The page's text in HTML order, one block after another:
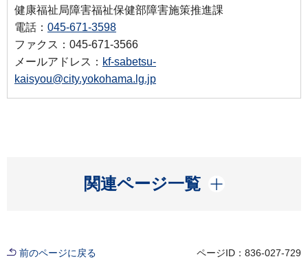
健康福祉局障害福祉保健部障害施策推進課
電話： 045-671-3598
ファクス：045-671-3566
メールアドレス： kf-sabetsu-
kaisyou@city.yokohama.lg.jp
関連ページ一覧
開く
前のページに戻る ページID：836-027-729